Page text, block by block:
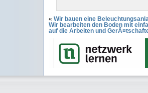
« Wir bauen eine
Wir bearbeiten den Boden mit
auf die Arbeiten und